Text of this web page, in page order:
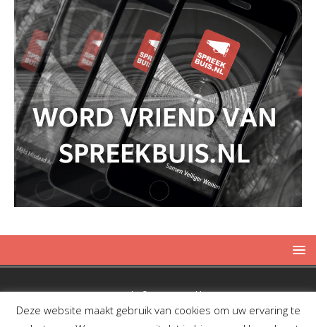
Copyright © 2019 Spreekbuis
Deze website maakt gebruik van cookies om uw ervaring te